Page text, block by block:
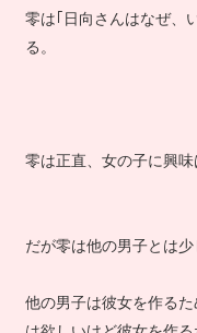
零は｢日向さんはなぜ、
る。
零は正直、女の子に興味
だが零は他の男子とは少
他の男子は彼女を作る